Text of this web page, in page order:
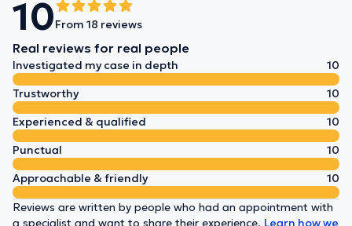
10From 18 reviews
Real reviews for real people
Investigated my case in depth
10
Trustworthy
10
Experienced & qualified
10
Punctual
10
Approachable & friendly
10
Reviews are written by people who had an appointment with
a specialist and want to share their experience. Learn how we